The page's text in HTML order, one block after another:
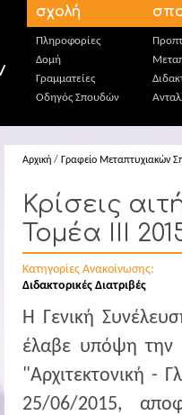
σχολή
Πληροφορίες
Δομή
Γραμματείες
Οδηγός Σπουδών
Αρχική / Γραφείο Μεταπτυχιακών
Κρίσεις
Τομέα ΙΙΙ
Κατηγορίες Ανακοίνωσης:
Διδακτορικές Διατριβές
Η Γενική
έλαβε υπόψη την
"Αρχιτεκτονική -
25/06/2015,